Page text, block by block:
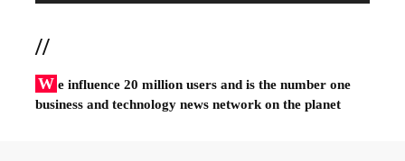
//
W e influence 20 million users and is the number one
business and technology news network on the planet